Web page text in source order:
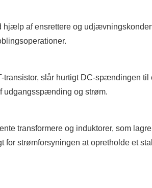
af ensrettere og
slår hurtigt DC-spændingen til
udgangsspænding og strøm.
transformere og induktorer, som
strømforsyningen at opretholde et